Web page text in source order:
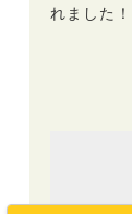
れました！